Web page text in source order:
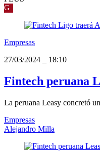
G
Empresas
27/03/2024
18:10
Fintech peruana
La peruana Leasy concretó
Empresas
Alejandro Milla